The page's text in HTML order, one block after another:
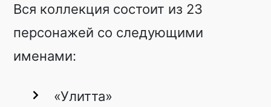
Вся коллекция состоит из 23
персонажей со следующими
именами:
«Улитта»